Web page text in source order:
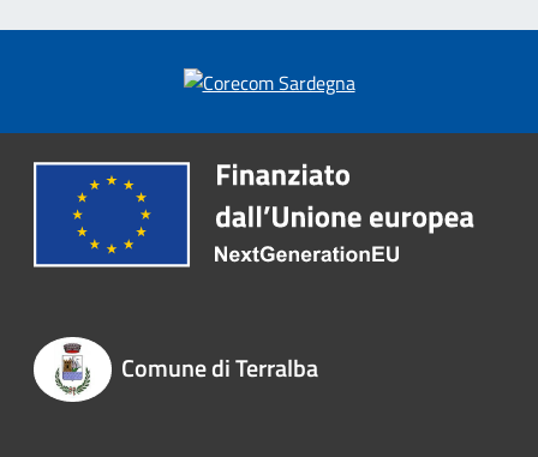
Comune di Terralba